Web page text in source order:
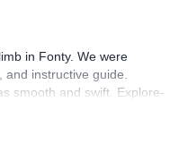
in Fonty. We were
instructive guide.
smooth and swift. Explore-
for our day climb.